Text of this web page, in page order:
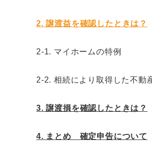
2. 譲渡益を確認したときは？
2-1. マイホームの特例
2-2. 相続により取得した不動
3. 譲渡損を確認したときは？
4. まとめ 確定申告について